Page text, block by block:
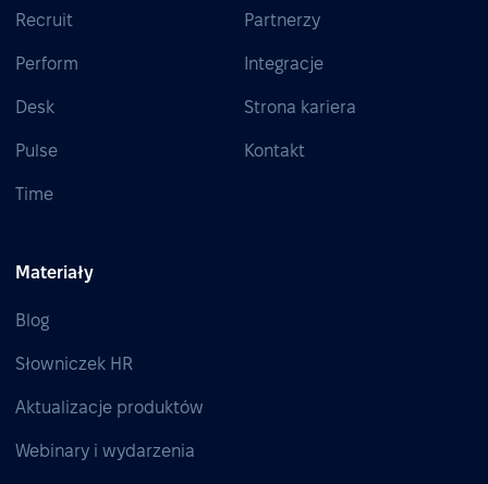
Recruit
Perform
Desk
Pulse
Time
Partnerzy
Integracje
Strona kariera
Kontakt
Materiały
Blog
Słowniczek HR
Aktualizacje produktów
Webinary i wydarzenia